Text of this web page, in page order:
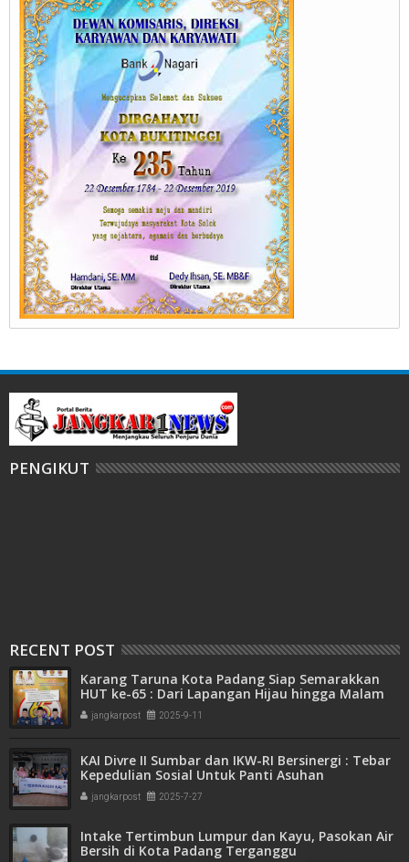
PENGIKUT
RECENT POST
Karang Taruna Kota Padang Siap Semarakkan
HUT ke-65 : Dari Lapangan Hijau hingga Malam
Kebersamaan
jangkarpost 2025-9-11
KAI Divre II Sumbar dan IKW-RI Bersinergi : Tebar
Kepedulian Sosial Untuk Panti Asuhan
jangkarpost 2025-7-27
Intake Tertimbun Lumpur dan Kayu, Pasokan Air
Bersih di Kota Padang Terganggu